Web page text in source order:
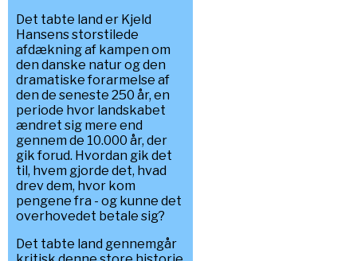
Det tabte land er Kjeld
Hansens storstilede
afdækning af kampen om
den danske natur og den
dramatiske forarmelse af
den de seneste 250 år, en
periode hvor landskabet
ændret sig mere end
gennem de 10.000 år, der
gik forud. Hvordan gik det
til, hvem gjorde det, hvad
drev dem, hvor kom
pengene fra - og kunne det
overhovedet betale sig?
Det tabte land gennemgår